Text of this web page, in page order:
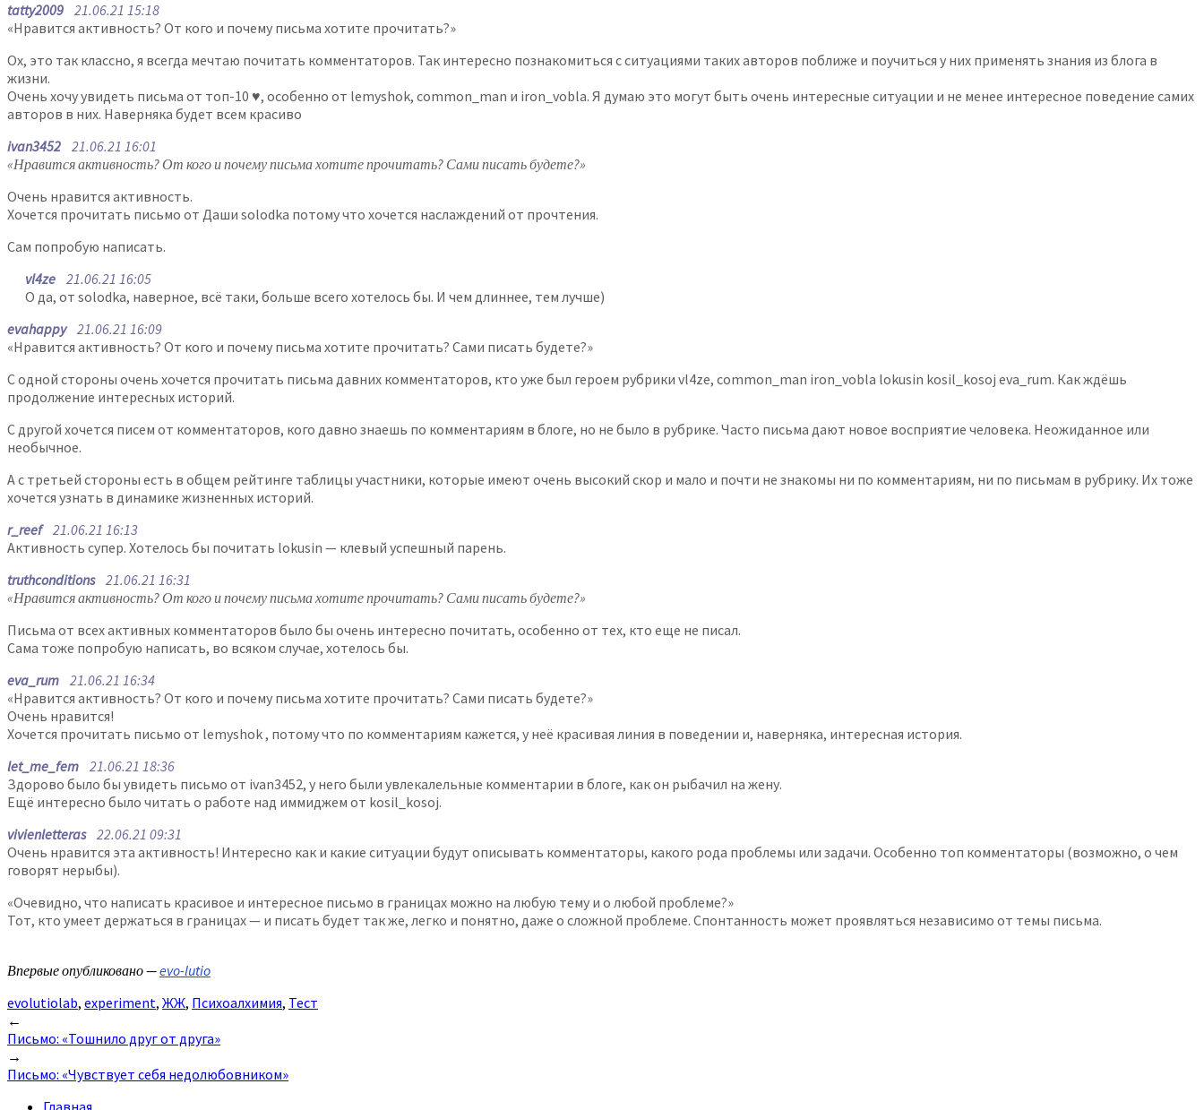
tatty2009 21.06.21 15:18
«Нравится активность? От кого и почему письма хотите прочитать?»
Ох, это так классно, я всегда мечтаю почитать комментаторов. Так интересно познакомиться с ситуациями таких авторов поближе и поучиться у них применять знания из блога в
жизни.
Очень хочу увидеть письма от топ-10 ♥️, особенно от lemyshok, common_man и iron_vobla. Я думаю это могут быть очень интересные ситуации и не менее интересное поведение самих
авторов в них. Наверняка будет всем красиво
ivan3452 21.06.21 16:01
«Нравится активность? От кого и почему письма хотите прочитать? Сами писать будете?»
Очень нравится активность.
Хочется прочитать письмо от Даши solodka потому что хочется наслаждений от прочтения.
Сам попробую написать.
vl4ze 21.06.21 16:05
О да, от solodka, наверное, всё таки, больше всего хотелось бы. И чем длиннее, тем лучше)
evahappy21.06.21 16:09
«Нравится активность? От кого и почему письма хотите прочитать? Сами писать будете?»
С одной стороны очень хочется прочитать письма давних комментаторов, кто уже был героем рубрики vl4ze, common_man iron_vobla lokusin kosil_kosoj eva_rum. Как ждёшь
продолжение интересных историй.
С другой хочется писем от комментаторов, кого давно знаешь по комментариям в блоге, но не было в рубрике. Часто письма дают новое восприятие человека. Неожиданное или
необычное.
А с третьей стороны есть в общем рейтинге таблицы участники, которые имеют очень высокий скор и мало и почти не знакомы ни по комментариям, ни по письмам в рубрику. Их тоже
хочется узнать в динамике жизненных историй.
r_reef21.06.21 16:13
Активность супер. Хотелось бы почитать lokusin — клевый успешный парень.
truthconditions21.06.21 16:31
«Нравится активность? От кого и почему письма хотите прочитать? Сами писать будете?»
Письма от всех активных комментаторов было бы очень интересно почитать, особенно от тех, кто еще не писал.
Сама тоже попробую написать, во всяком случае, хотелось бы.
eva_rum 21.06.21 16:34
«Нравится активность? От кого и почему письма хотите прочитать? Сами писать будете?»
Очень нравится!
Хочется прочитать письмо от lemyshok , потому что по комментариям кажется, у неё красивая линия в поведении и, наверняка, интересная история.
let_me_fem 21.06.21 18:36
Здорово было бы увидеть письмо от ivan3452, у него были увлекалельные комментарии в блоге, как он рыбачил на жену.
Ещё интересно было читать о работе над иммиджем от kosil_kosoj.
vivienletteras22.06.21 09:31
Очень нравится эта активность! Интересно как и какие ситуации будут описывать комментаторы, какого рода проблемы или задачи. Особенно топ комментаторы (возможно, о чем
говорят нерыбы).
«Очевидно, что написать красивое и интересное письмо в границах можно на любую тему и о любой проблеме?»
Тот, кто умеет держаться в границах — и писать будет так же, легко и понятно, даже о сложной проблеме. Спонтанность может проявляться независимо от темы письма.
Впервые опубликовано —evo-lutio
evolutiolab, experiment, ЖЖ, Психоалхимия, Тест
Post
navigation
←
Письмо: «Тошнило друг от друга»
→
Письмо: «Чувствует себя недолюбовником»